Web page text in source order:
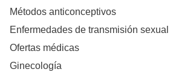
Métodos anticonceptivos
Enfermedades de transmisión sexual
Ofertas médicas
Ginecología